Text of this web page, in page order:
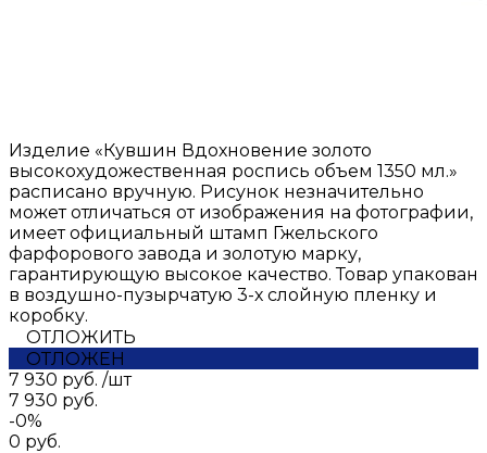
Изделие «Кувшин Вдохновение золото
высокохудожественная роспись объем 1350 мл.»
расписано вручную. Рисунок незначительно
может отличаться от изображения на фотографии,
имеет официальный штамп Гжельского
фарфорового завода и золотую марку,
гарантирующую высокое качество. Товар упакован
в воздушно-пузырчатую 3-х слойную пленку и
коробку.
ОТЛОЖИТЬ
ОТЛОЖЕН
7 930 руб. /шт
7 930 руб.
-0%
0 руб.